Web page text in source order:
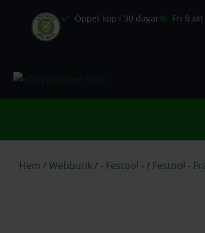
Öppet köp i 30 dagar Fri
Hem /Webbutik/ - Festool -/ Festool -